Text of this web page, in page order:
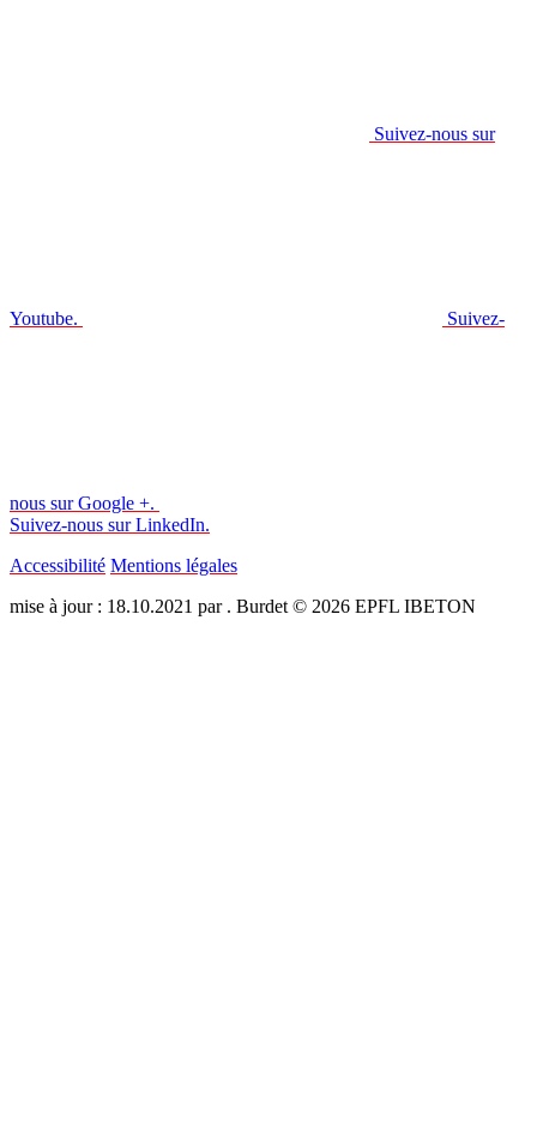
Suivez-nous sur
Youtube. Suivez-
nous sur Google +.
Suivez-nous sur LinkedIn.
Accessibilité Mentions légales
mise à jour : 18.10.2021 par . Burdet © 2026 EPFL IBETON